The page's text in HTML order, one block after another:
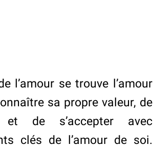
l’amour se trouve l’amour
sa propre valeur, de
et de s’accepter avec
clés de l’amour de soi.